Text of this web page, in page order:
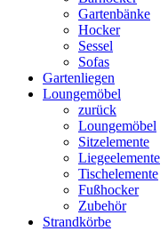
Gartenbänke
Hocker
Sessel
Sofas
Gartenliegen
Loungemöbel
zurück
Loungemöbel
Sitzelemente
Liegeelemente
Tischelemente
Fußhocker
Zubehör
Strandkörbe